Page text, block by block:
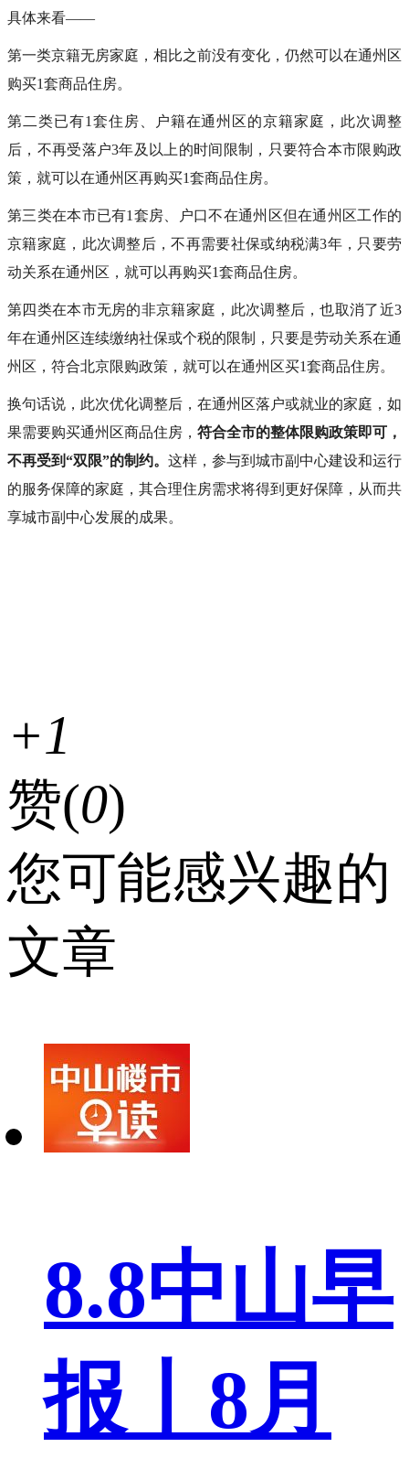
具体来看——
第一类京籍无房家庭，相比之前没有变化，仍然可以在通州区
购买1套商品住房。
第二类已有1套住房、户籍在通州区的京籍家庭，此次调整
后，不再受落户3年及以上的时间限制，只要符合本市限购政
策，就可以在通州区再购买1套商品住房。
第三类在本市已有1套房、户口不在通州区但在通州区工作的
京籍家庭，此次调整后，不再需要社保或纳税满3年，只要劳
动关系在通州区，就可以再购买1套商品住房。
第四类在本市无房的非京籍家庭，此次调整后，也取消了近3
年在通州区连续缴纳社保或个税的限制，只要是劳动关系在通
州区，符合北京限购政策，就可以在通州区买1套商品住房。
换句话说，此次优化调整后，在通州区落户或就业的家庭，如
果需要购买通州区商品住房， 符合全市的整体限购政策即可，
不再受到“双限”的制约。 这样，参与到城市副中心建设和运行
的服务保障的家庭，其合理住房需求将得到更好保障，从而共
享城市副中心发展的成果。
+1
赞(0)
您可能感兴趣的
文章
8.8中山早
报丨8月